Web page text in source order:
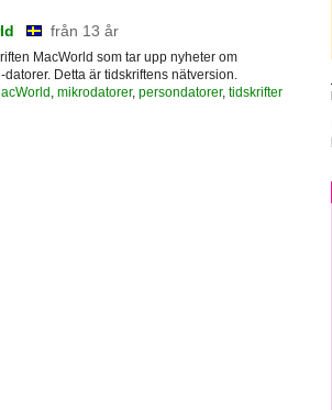
från 13 år
MacWorld som tar upp nyheter om
datorer. Detta är tidskriftens nätversion.
, mikrodatorer, persondatorer, tidskrifter